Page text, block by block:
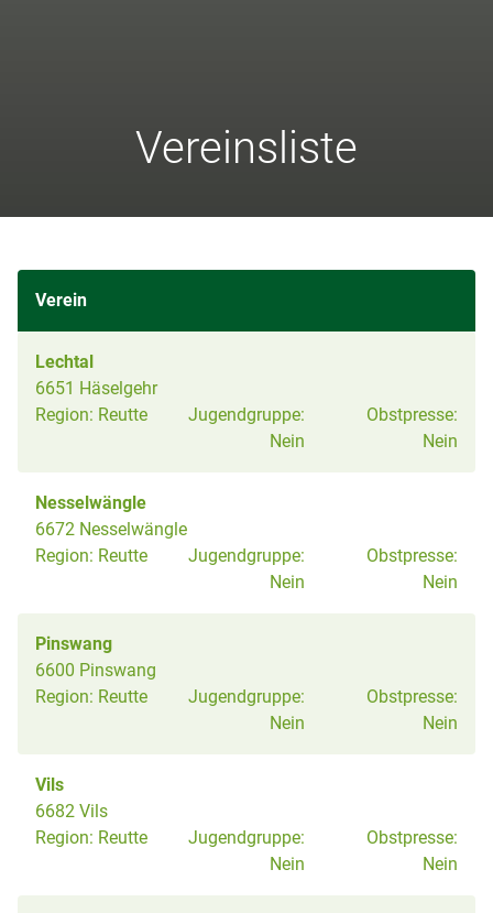
Vereinsliste
Verein
Lechtal
6651 Häselgehr
Region: Reutte
Jugendgruppe:
Nein
Obstpresse:
Nein
Nesselwängle
6672 Nesselwängle
Region: Reutte
Jugendgruppe:
Nein
Obstpresse:
Nein
Pinswang
6600 Pinswang
Region: Reutte
Jugendgruppe:
Nein
Obstpresse:
Nein
Vils
6682 Vils
Region: Reutte
Jugendgruppe:
Nein
Obstpresse:
Nein